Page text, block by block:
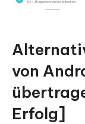
von
Erfolg]